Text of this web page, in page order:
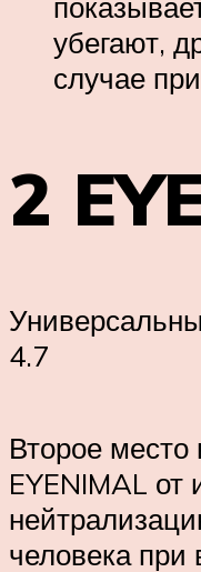
убегают,
случае
2
4.7
Второе место
EYENIMAL от
человека при